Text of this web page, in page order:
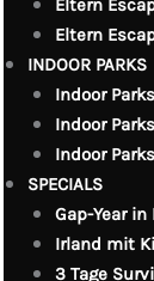
Eltern
INDOOR PARKS
Indoor
Indoor
Indoor
SPECIALS
Gap-Year
Irland mit
3 Tage